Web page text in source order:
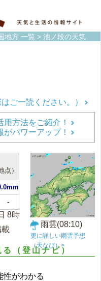
地方 一覧 > 池ノ段の天気
ご一読ください。）
方法をご紹介！
パワーアップ！
点）
-
8時
雨雲(08:10)
更に詳しい雨雲予想
（天なび）>
（登山ナビ）
性がわかる